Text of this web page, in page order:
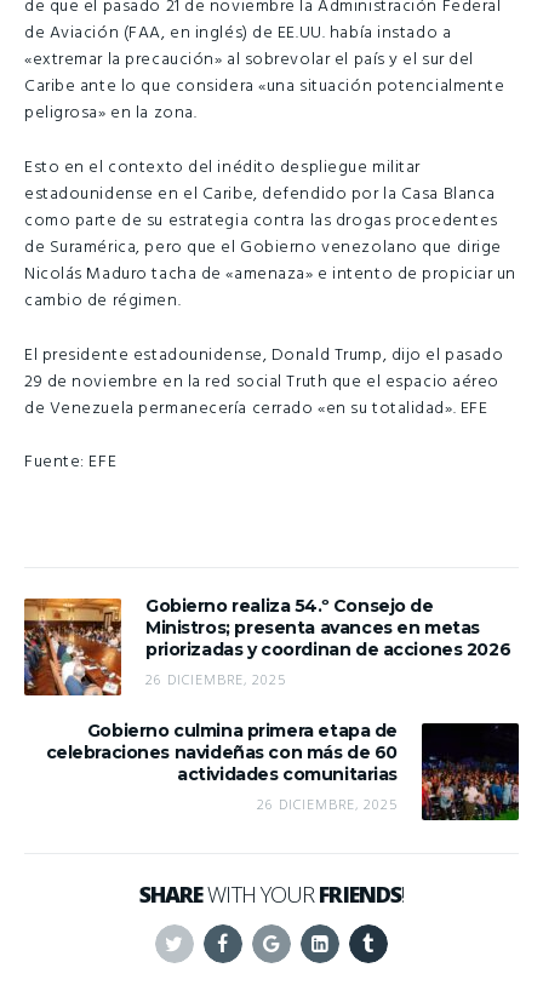
de que el pasado 21 de noviembre la Administración Federal
de Aviación (FAA, en inglés) de EE.UU. había instado a
«extremar la precaución» al sobrevolar el país y el sur del
Caribe ante lo que considera «una situación potencialmente
peligrosa» en la zona.
Esto en el contexto del inédito despliegue militar
estadounidense en el Caribe, defendido por la Casa Blanca
como parte de su estrategia contra las drogas procedentes
de Suramérica, pero que el Gobierno venezolano que dirige
Nicolás Maduro tacha de «amenaza» e intento de propiciar un
cambio de régimen.
El presidente estadounidense, Donald Trump, dijo el pasado
29 de noviembre en la red social Truth que el espacio aéreo
de Venezuela permanecería cerrado «en su totalidad». EFE
Fuente: EFE
Gobierno realiza 54.º Consejo de
Ministros; presenta avances en metas
priorizadas y coordinan de acciones 2026
26 DICIEMBRE, 2025
Gobierno culmina primera etapa de
celebraciones navideñas con más de 60
actividades comunitarias
26 DICIEMBRE, 2025
SHAREWITH YOURFRIENDS!